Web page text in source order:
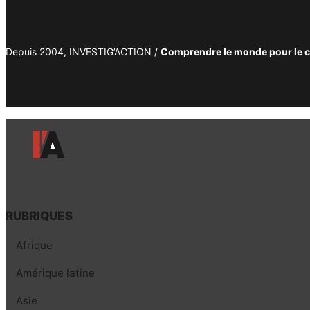
Depuis 2004, INVESTIG’ACTION / Comprendre le monde pour le
RUBRIQUES
Afrique
Amérique latine
Asie